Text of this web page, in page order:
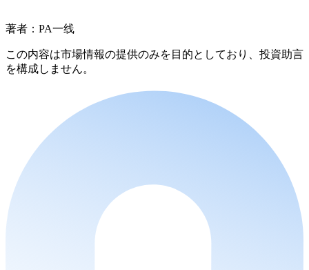
著者：PA一线
この内容は市場情報の提供のみを目的としており、投資助言
を構成しません。